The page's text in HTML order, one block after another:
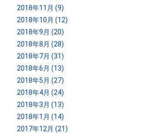
2018年11月 (9)
2018年10月 (12)
2018年9月 (20)
2018年8月 (28)
2018年7月 (31)
2018年6月 (13)
2018年5月 (27)
2018年4月 (24)
2018年3月 (13)
2018年1月 (14)
2017年12月 (21)